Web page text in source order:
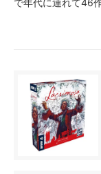
で年代に連れて46